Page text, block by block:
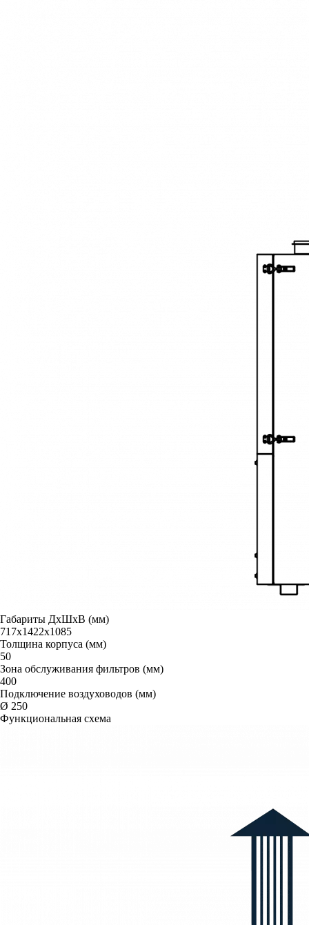
Габариты ДxШxВ (мм)
717x1422x1085
Толщина корпуса (мм)
50
Зона обслуживания фильтров (мм)
400
Подключение воздуховодов (мм)
Ø 250
Функциональная схема